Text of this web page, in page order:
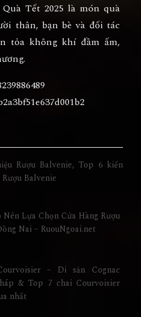
Tết 2025 là món quà
thân, bạn bè và đối tác
tỏa không khí đầm ấm,
Rượu Balvenie, Top 6 kiến
Balvenie
Lựa Chọn Cửa Hàng Rượu
Nai – RuouNgoai.net
– Di sản Cognac
& Top 7 chai Courvoisier
nhất